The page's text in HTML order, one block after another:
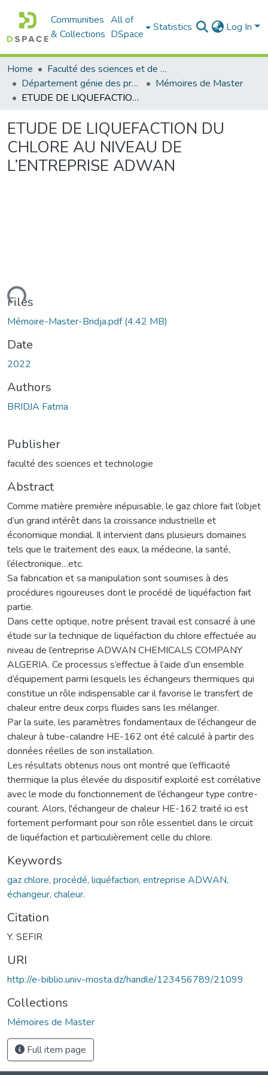
Communities
& Collections
All of
DSpace
Statistics Log In
Home
Faculté des sciences et de la technologie
Département génie des procédés
Mémoires de Master
ETUDE DE LIQUEFACTION DU CHLORE AU NIVEAU DE L’ENTREPRISE ADWAN
ETUDE DE LIQUEFACTION DU
CHLORE AU NIVEAU DE
L’ENTREPRISE ADWAN
Files
Mémoire-Master-Bridja.pdf(4.42 MB)
Date
2022
Authors
BRIDJA Fatma
Publisher
faculté des sciences et technologie
Abstract
Comme matière première inépuisable, le gaz chlore fait l’objet
d’un grand intérêt dans la croissance industrielle et
économique mondial. Il intervient dans plusieurs domaines
tels que le traitement des eaux, la médecine, la santé,
l’électronique…etc.
Sa fabrication et sa manipulation sont soumises à des
procédures rigoureuses dont le procédé de liquéfaction fait
partie.
Dans cette optique, notre présent travail est consacré à une
étude sur la technique de liquéfaction du chlore effectuée au
niveau de l’entreprise ADWAN CHEMICALS COMPANY
ALGERIA. Ce processus s’effectue à l’aide d’un ensemble
d’équipement parmi lesquels les échangeurs thermiques qui
constitue un rôle indispensable car il favorise le transfert de
chaleur entre deux corps fluides sans les mélanger.
Par la suite, les paramètres fondamentaux de l’échangeur de
chaleur à tube-calandre HE-162 ont été calculé à partir des
données réelles de son installation.
Les résultats obtenus nous ont montré que l’efficacité
thermique la plus élevée du dispositif exploité est corrélative
avec le mode du fonctionnement de l’échangeur type contre-
courant. Alors, l'échangeur de chaleur HE-162 traité ici est
fortement performant pour son rôle essentiel dans le circuit
de liquéfaction et particulièrement celle du chlore.
Keywords
gaz chlore, procédé, liquéfaction, entreprise ADWAN,
échangeur, chaleur.
Citation
Y. SEFIR
URI
http://e-biblio.univ-mosta.dz/handle/123456789/21099
Collections
Mémoires de Master
Full item page